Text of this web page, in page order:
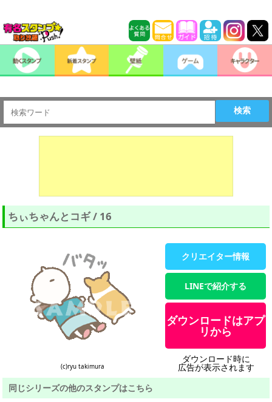
検索
ちぃちゃんとコギ / 16
(c)ryu takimura
クリエイター情報
LINEで紹介する
ダウンロードはアプ
リから
ダウンロード時に
広告が表示されます
同じシリーズの他のスタンプはこちら